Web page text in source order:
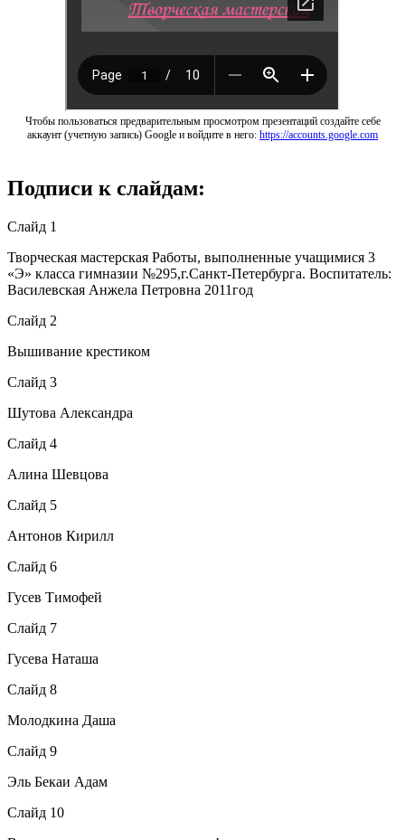
Чтобы пользоваться предварительным просмотром презентаций создайте себе
аккаунт (учетную запись) Google и войдите в него: https://accounts.google.com
Подписи к слайдам:
Слайд 1
Творческая мастерская Работы, выполненные учащимися 3
«Э» класса гимназии №295,г.Санкт-Петербурга. Воспитатель:
Василевская Анжела Петровна 2011год
Слайд 2
Вышивание крестиком
Слайд 3
Шутова Александра
Слайд 4
Алина Шевцова
Слайд 5
Антонов Кирилл
Слайд 6
Гусев Тимофей
Слайд 7
Гусева Наташа
Слайд 8
Молодкина Даша
Слайд 9
Эль Бекаи Адам
Слайд 10